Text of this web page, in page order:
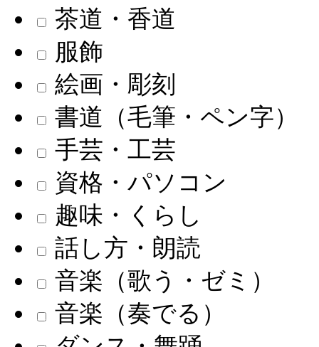
茶道・香道
服飾
絵画・彫刻
書道（毛筆・ペン字）
手芸・工芸
資格・パソコン
趣味・くらし
話し方・朗読
音楽（歌う・ゼミ）
音楽（奏でる）